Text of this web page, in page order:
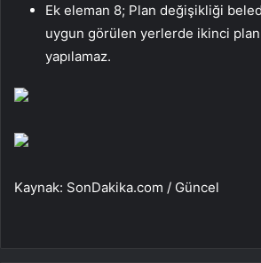
Ek eleman 8; Plan değişikliği
uygun görülen yerlerde ikinci
yapılamaz.
Kaynak: SonDakika.com / Güncel